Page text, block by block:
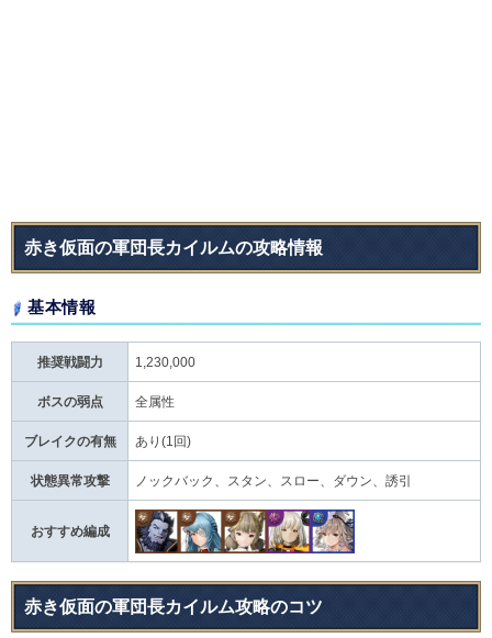
赤き仮面の軍団長カイルムの攻略情報
基本情報
推奨戦闘力 1,230,000
ボスの弱点 全属性
ブレイクの有無 あり(1回)
状態異常攻撃 ノックバック、スタン、スロー、ダウン、誘引
おすすめ編成
赤き仮面の軍団長カイルム攻略のコツ